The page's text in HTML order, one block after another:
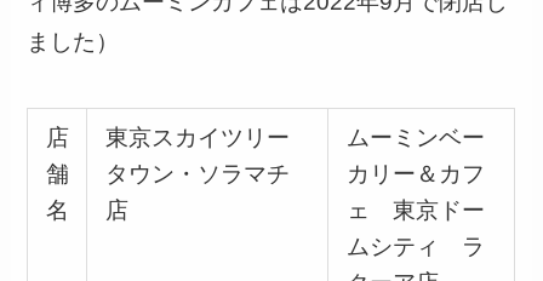
ました）
店
舗
名
東京スカイツリー
タウン・ソラマチ
店
ムーミンベー
カリー＆カフ
ェ 東京ドー
ムシティ ラ